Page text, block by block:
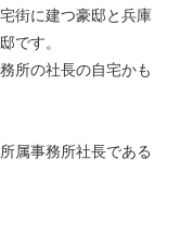
街に建つ豪邸と兵庫
です。
所の社長の自宅かも
属事務所社長である